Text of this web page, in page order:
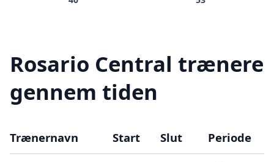
Rosario Central trænere
gennem tiden
Trænernavn Start Slut Periode